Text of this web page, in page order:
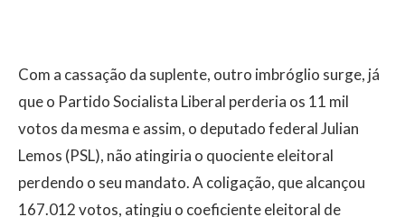
Com a cassação da suplente, outro imbróglio surge, já
que o Partido Socialista Liberal perderia os 11 mil
votos da mesma e assim, o deputado federal Julian
Lemos (PSL), não atingiria o quociente eleitoral
perdendo o seu mandato. A coligação, que alcançou
167.012 votos, atingiu o coeficiente eleitoral de